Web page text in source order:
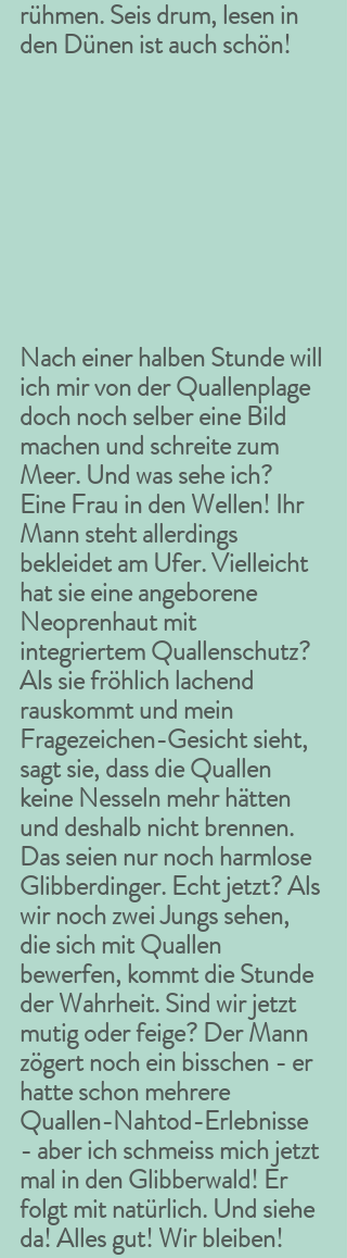
rühmen. Seis drum, lesen in
den Dünen ist auch schön!
Nach einer halben Stunde will
ich mir von der Quallenplage
doch noch selber eine Bild
machen und schreite zum
Meer. Und was sehe ich?
Eine Frau in den Wellen! Ihr
Mann steht allerdings
bekleidet am Ufer. Vielleicht
hat sie eine angeborene
Neoprenhaut mit
integriertem Quallenschutz?
Als sie fröhlich lachend
rauskommt und mein
Fragezeichen-Gesicht sieht,
sagt sie, dass die Quallen
keine Nesseln mehr hätten
und deshalb nicht brennen.
Das seien nur noch harmlose
Glibberdinger. Echt jetzt? Als
wir noch zwei Jungs sehen,
die sich mit Quallen
bewerfen, kommt die Stunde
der Wahrheit. Sind wir jetzt
mutig oder feige? Der Mann
zögert noch ein bisschen - er
hatte schon mehrere
Quallen-Nahtod-Erlebnisse
- aber ich schmeiss mich jetzt
mal in den Glibberwald! Er
folgt mit natürlich. Und siehe
da! Alles gut! Wir bleiben!